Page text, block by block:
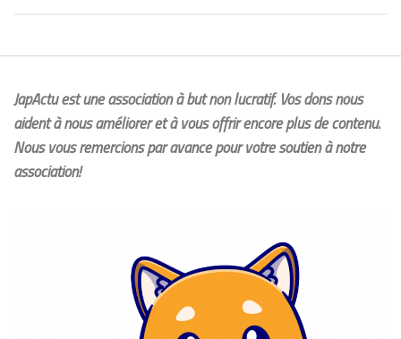
JapActu est une association à but non lucratif. Vos dons nous
aident à nous améliorer et à vous offrir encore plus de contenu.
Nous vous remercions par avance pour votre soutien à notre
association!